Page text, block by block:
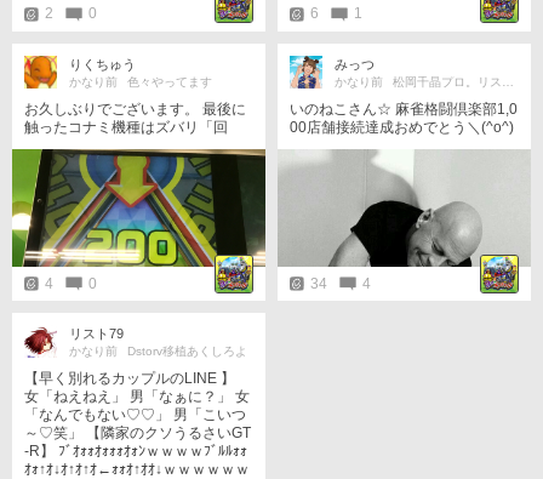
2 0 6 1
りくちゅう
かなり前 色々やってます
お久しぶりでございます。 最後に
触ったコナミ機種はズバリ「回
しょ？
4 0
みっつ
かなり前 松岡千晶プロ。リスペクト(^^)v
いのねこさん☆ 麻雀格闘倶楽部1,0
00店舗接続達成おめでとう＼(^o^)
34 4
リスト79
かなり前 Dstorv移植あくしろよ
【早く別れるカップルのLINE 】
女「ねえねえ」 男「なぁに？」 女
「なんでもない♡♡」 男「こいつ
～♡笑」 【隣家のクソうるさいGT
-R】 ﾌﾞｵｫｫｵｫｫｫｵｫﾝｗｗｗｗﾌﾞﾙﾙｫｫ
ｵｫ↑ｵ↓ｵ↑ｵ↑ｵ←ｫｫｵ↑ｵｵ↓ｗｗｗｗｗｗ